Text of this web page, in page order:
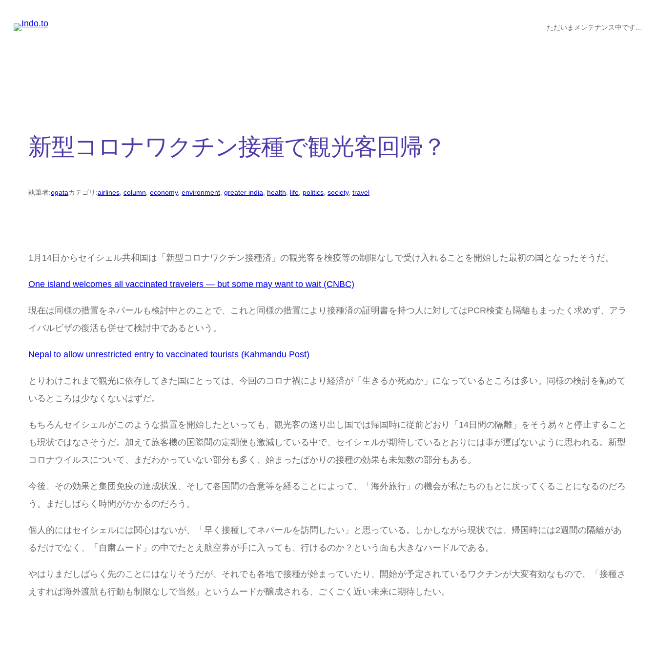
ただいまメンテナンス中です…
新型コロナワクチン接種で観光客回帰？
執筆者:ogataカテゴリ:airlines, column, economy, environment, greater india, health, life, politics, society, travel
1月14日からセイシェル共和国は「新型コロナワクチン接種済」の観光客を検疫等の制限なしで受け入れることを開始した最初の国となったそうだ。
One island welcomes all vaccinated travelers — but some may want to wait (CNBC)
現在は同様の措置をネパールも検討中とのことで、これと同様の措置により接種済の証明書を持つ人に対してはPCR検査も隔離もまったく求めず、アラ
イバルビザの復活も併せて検討中であるという。
Nepal to allow unrestricted entry to vaccinated tourists (Kahmandu Post)
とりわけこれまで観光に依存してきた国にとっては、今回のコロナ禍により経済が「生きるか死ぬか」になっているところは多い。同様の検討を勧めて
いるところは少なくないはずだ。
もちろんセイシェルがこのような措置を開始したといっても、観光客の送り出し国では帰国時に従前どおり「14日間の隔離」をそう易々と停止すること
も現状ではなさそうだ。加えて旅客機の国際間の定期便も激減している中で、セイシェルが期待しているとおりには事が運ばないように思われる。新型
コロナウイルスについて、まだわかっていない部分も多く、始まったばかりの接種の効果も未知数の部分もある。
今後、その効果と集団免疫の達成状況、そして各国間の合意等を経ることによって、「海外旅行」の機会が私たちのもとに戻ってくることになるのだろ
う。まだしばらく時間がかかるのだろう。
個人的にはセイシェルには関心はないが、「早く接種してネパールを訪問したい」と思っている。しかしながら現状では、帰国時には2週間の隔離があ
るだけでなく、「自粛ムード」の中でたとえ航空券が手に入っても、行けるのか？という面も大きなハードルである。
やはりまだしばらく先のことにはなりそうだが、それでも各地で接種が始まっていたり、開始が予定されているワクチンが大変有効なもので、「接種さ
えすれば海外渡航も行動も制限なしで当然」というムードが醸成される、ごくごく近い未来に期待したい。